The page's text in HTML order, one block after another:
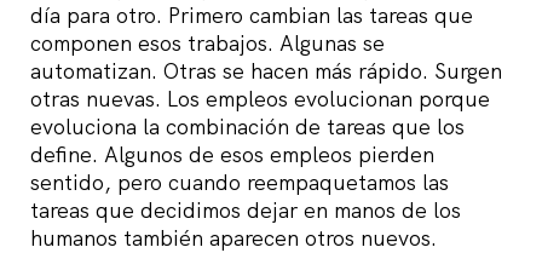
día para otro. Primero cambian las tareas que
componen esos trabajos. Algunas se
automatizan. Otras se hacen más rápido. Surgen
otras nuevas. Los empleos evolucionan porque
evoluciona la combinación de tareas que los
define. Algunos de esos empleos pierden
sentido, pero cuando reempaquetamos las
tareas que decidimos dejar en manos de los
humanos también aparecen otros nuevos.